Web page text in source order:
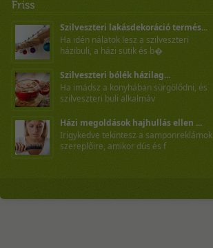
Szilveszteri lakásdekoráció termés...
Ha idén nálatok lesz a szilveszteri
házibuli, a házi sütik és b�
Szilveszteri bólék házilag...
Ha imádsz a konyhában sürgölődni, és
szilveszteri buli alkalmáv
Házi megoldások hajhullás ellen ...
Irigykedve tekintesz a samponreklámok
szereplőire, amikor dús és f